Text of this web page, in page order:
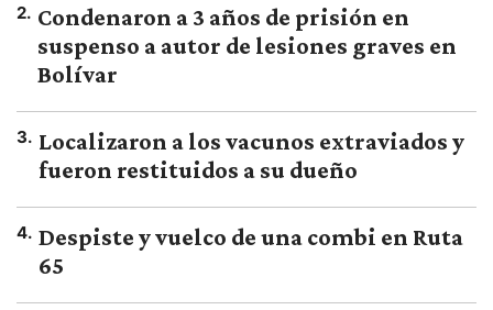
2. Condenaron a 3 años de prisión en
suspenso a autor de lesiones graves en
Bolívar
3. Localizaron a los vacunos extraviados y
fueron restituidos a su dueño
4. Despiste y vuelco de una combi en Ruta
65